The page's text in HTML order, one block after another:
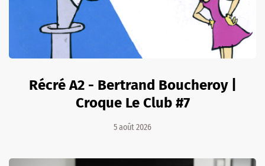
Récré A2 - Bertrand Boucheroy |
Croque Le Club #7
5 août 2026